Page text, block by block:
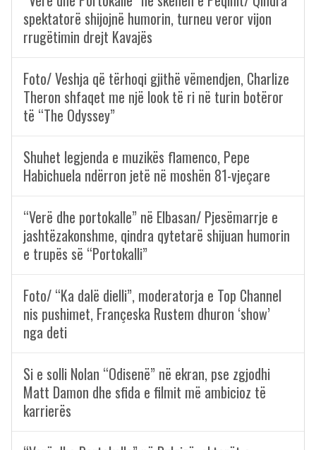
spektatorë shijojnë humorin, turneu veror vijon
rrugëtimin drejt Kavajës
Foto/ Veshja që tërhoqi gjithë vëmendjen, Charlize
Theron shfaqet me një look të ri në turin botëror
të “The Odyssey”
Shuhet legjenda e muzikës flamenco, Pepe
Habichuela ndërron jetë në moshën 81-vjeçare
“Verë dhe portokalle” në Elbasan/ Pjesëmarrje e
jashtëzakonshme, qindra qytetarë shijuan humorin
e trupës së “Portokalli”
Foto/ “Ka dalë dielli”, moderatorja e Top Channel
nis pushimet, Françeska Rustem dhuron ‘show’
nga deti
Si e solli Nolan “Odisenë” në ekran, pse zgjodhi
Matt Damon dhe sfida e filmit më ambicioz të
karrierës